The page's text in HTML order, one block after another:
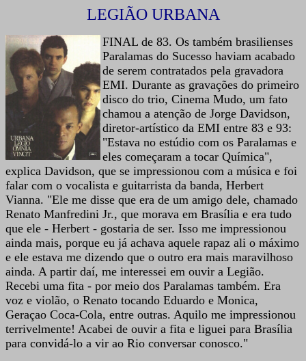
LEGIÃO URBANA
FINAL de 83. Os também brasilienses
Paralamas do Sucesso haviam acabado
de serem contratados pela gravadora
EMI. Durante as gravações do primeiro
disco do trio, Cinema Mudo, um fato
chamou a atenção de Jorge Davidson,
diretor-artístico da EMI entre 83 e 93:
"Estava no estúdio com os Paralamas e
eles começaram a tocar Química",
explica Davidson, que se impressionou com a música e foi
falar com o vocalista e guitarrista da banda, Herbert
Vianna. "Ele me disse que era de um amigo dele, chamado
Renato Manfredini Jr., que morava em Brasília e era tudo
que ele - Herbert - gostaria de ser. Isso me impressionou
ainda mais, porque eu já achava aquele rapaz ali o máximo
e ele estava me dizendo que o outro era mais maravilhoso
ainda. A partir daí, me interessei em ouvir a Legião.
Recebi uma fita - por meio dos Paralamas também. Era
voz e violão, o Renato tocando Eduardo e Monica,
Geraçao Coca-Cola, entre outras. Aquilo me impressionou
terrivelmente! Acabei de ouvir a fita e liguei para Brasília
para convidá-lo a vir ao Rio conversar conosco."